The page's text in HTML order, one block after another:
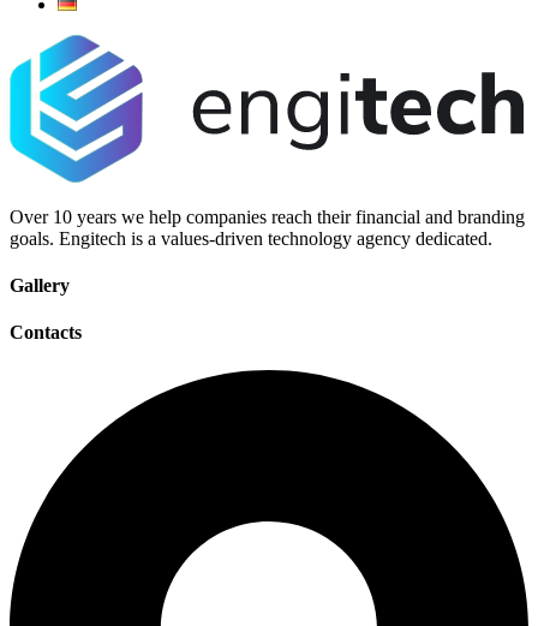
Over 10 years we help companies reach their financial and branding
goals. Engitech is a values-driven technology agency dedicated.
Gallery
Contacts